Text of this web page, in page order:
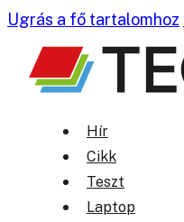
Ugrás a fő tartalomhoz
Hír
Cikk
Teszt
Laptop